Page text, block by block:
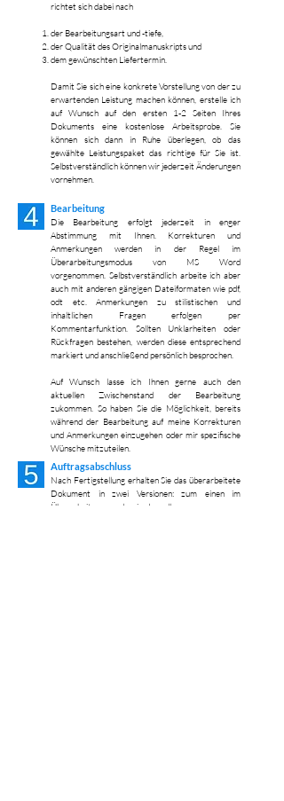
richtet sich dabei nach
der Bearbeitungsart und -tiefe,
der Qualität des Originalmanuskripts und
dem gewünschten Liefertermin.
Damit Sie sich eine konkrete Vorstellung von der zu
erwartenden Leistung machen können, erstelle ich
auf Wunsch auf den ersten 1-2 Seiten Ihres
Dokuments eine kostenlose Arbeitsprobe. Sie
können sich dann in Ruhe überlegen, ob das
gewählte Leistungspaket das richtige für Sie ist.
Selbstverständlich können wir jederzeit Änderungen
vornehmen.
Bearbeitung
Die Bearbeitung erfolgt jederzeit in enger
Abstimmung mit Ihnen. Korrekturen und
Anmerkungen werden in der Regel im
Überarbeitungsmodus von MS Word
vorgenommen. Selbstverständlich arbeite ich aber
auch mit anderen gängigen Dateiformaten wie pdf,
odt etc. Anmerkungen zu stilistischen und
inhaltlichen Fragen erfolgen per
Kommentarfunktion. Sollten Unklarheiten oder
Rückfragen bestehen, werden diese entsprechend
markiert und anschließend persönlich besprochen.
Auf Wunsch lasse ich Ihnen gerne auch den
aktuellen Zwischenstand der Bearbeitung
zukommen. So haben Sie die Möglichkeit, bereits
während der Bearbeitung auf meine Korrekturen
und Anmerkungen einzugehen oder mir spezifische
Wünsche mitzuteilen.
Auftragsabschluss
Nach Fertigstellung erhalten Sie das überarbeitete
Dokument in zwei Versionen: zum einen im
Überarbeitungsmodus, in dem alle vorgenommenen